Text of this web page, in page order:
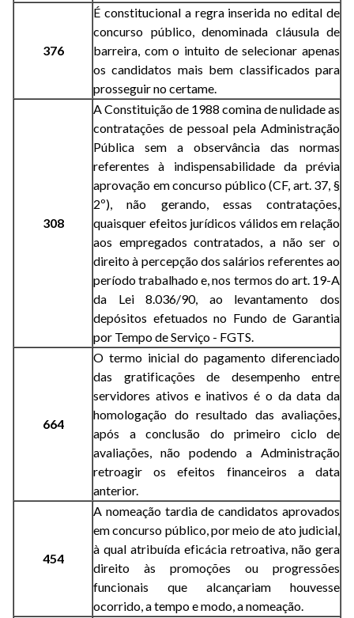
376
É constitucional a regra inserida no edital de
concurso público, denominada cláusula de
barreira, com o intuito de selecionar apenas
os candidatos mais bem classificados para
prosseguir no certame.
308
A Constituição de 1988 comina de nulidade as
contratações de pessoal pela Administração
Pública sem a observância das normas
referentes à indispensabilidade da prévia
aprovação em concurso público (CF, art. 37, §
2º), não gerando, essas contratações,
quaisquer efeitos jurídicos válidos em relação
aos empregados contratados, a não ser o
direito à percepção dos salários referentes ao
período trabalhado e, nos termos do art. 19-A
da Lei 8.036/90, ao levantamento dos
depósitos efetuados no Fundo de Garantia
por Tempo de Serviço - FGTS.
664
O termo inicial do pagamento diferenciado
das gratificações de desempenho entre
servidores ativos e inativos é o da data da
homologação do resultado das avaliações,
após a conclusão do primeiro ciclo de
avaliações, não podendo a Administração
retroagir os efeitos financeiros a data
anterior.
454
A nomeação tardia de candidatos aprovados
em concurso público, por meio de ato judicial,
à qual atribuída eficácia retroativa, não gera
direito às promoções ou progressões
funcionais que alcançariam houvesse
ocorrido, a tempo e modo, a nomeação.